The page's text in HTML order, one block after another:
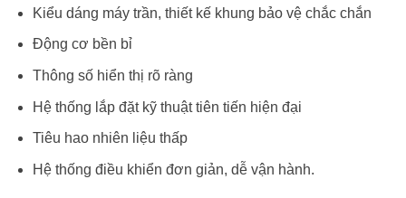
Kiểu dáng máy trần, thiết kế khung bảo vệ chắc chắn
Động cơ bền bỉ
Thông số hiển thị rõ ràng
Hệ thống lắp đặt kỹ thuật tiên tiến hiện đại
Tiêu hao nhiên liệu thấp
Hệ thống điều khiển đơn giản, dễ vận hành.